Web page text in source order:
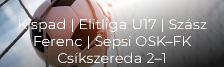
Kispad | Elitliga U17 | Szász
Ferenc | Sepsi OSK–FK
Csíkszereda 2–1